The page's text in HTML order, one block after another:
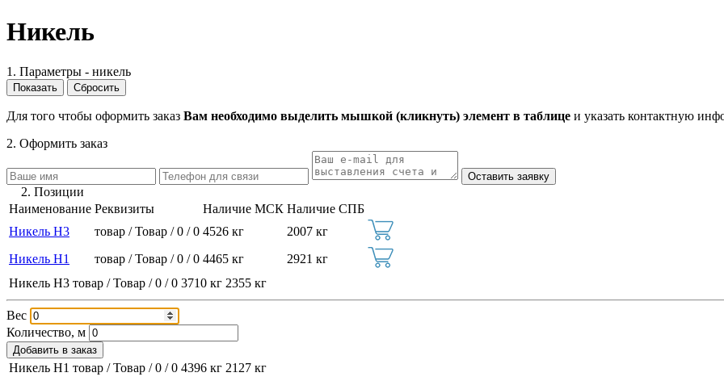
Никель
1. Параметры - никель
Для того чтобы оформить заказ Вам необходимо выделить мышкой (кликнуть) элемент в таблице и указать контактную
2. Оформить заказ
2. Позиции
Наименование Реквизиты Наличие МСК Наличие СПБ
Никель Н3
товар / Товар / 0 / 0 4526 кг
2007 кг
Никель Н1
товар / Товар / 0 / 0 4465 кг
2921 кг
Никель Н3 товар / Товар / 0 / 0 3710 кг 2355 кг
Вес
Количество, м
Добавить в заказ
Никель Н1 товар / Товар / 0 / 0 4396 кг 2127 кг